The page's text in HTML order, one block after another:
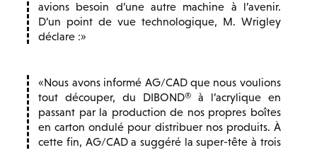
avions besoin d’une autre machine à l’avenir.
D’un point de vue technologique, M. Wrigley
déclare :
Nous avons informé AG/CAD que nous voulions
tout découper, du DIBOND® à l’acrylique en
passant par la production de nos propres boîtes
en carton ondulé pour distribuer nos produits. À
cette fin, AG/CAD a suggéré la super-tête à trois